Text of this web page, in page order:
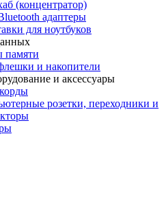
(концентратор)
адаптеры
для ноутбуков
памяти
и накопители
и аксессуары
розетки, переходники и